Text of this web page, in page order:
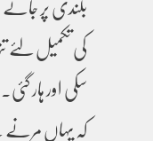
کی تکمیل لئے
سکی اور ہار
کہ یہاں